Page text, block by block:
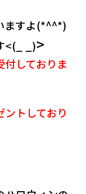
リコ
お問
ますよ(*^^*)
<(_ _)>
しておりま
トしており